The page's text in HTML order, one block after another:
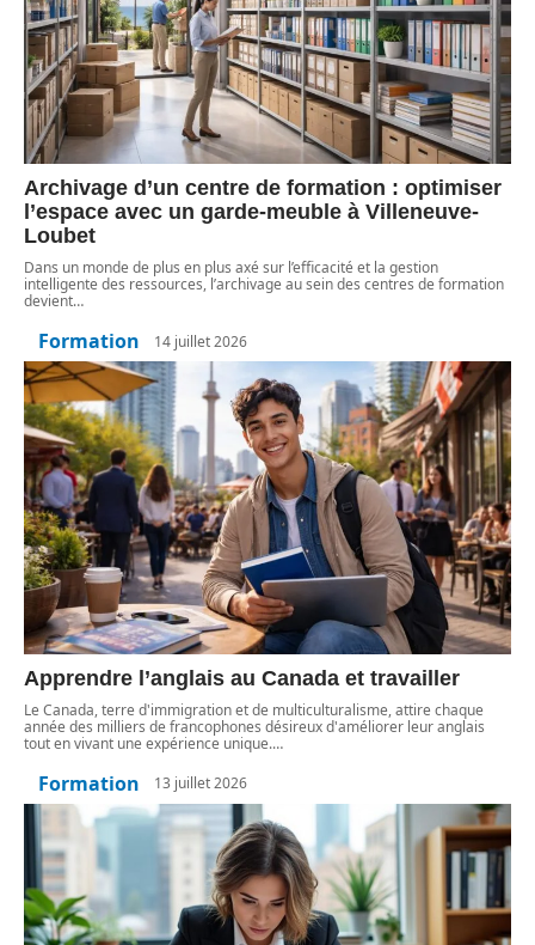
Archivage d’un centre de formation : optimiser
l’espace avec un garde-meuble à Villeneuve-
Loubet
Dans un monde de plus en plus axé sur l’efficacité et la gestion
intelligente des ressources, l’archivage au sein des centres de formation
devient…
Formation 14 juillet 2026
Apprendre l’anglais au Canada et travailler
Le Canada, terre d'immigration et de multiculturalisme, attire chaque
année des milliers de francophones désireux d'améliorer leur anglais
tout en vivant une expérience unique.…
Formation 13 juillet 2026